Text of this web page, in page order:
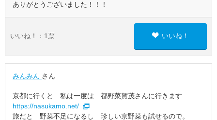
ありがとうございました！！！
いいね！： 1 票 いいね！
みんみん さん
京都に行くと 私は一度は 都野菜賀茂さんに行きます
https://nasukamo.net/
旅だと 野菜不足になるし 珍しい京野菜も試せるので。